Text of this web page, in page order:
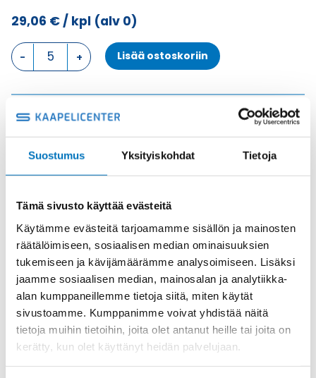
Suostumus Yksityiskohdat Tietoja
Tämä sivusto käyttää evästeitä
Käytämme evästeitä tarjoamamme sisällön ja mainosten
räätälöimiseen, sosiaalisen median ominaisuuksien
tukemiseen ja kävijämäärämme analysoimiseen. Lisäksi
jaamme sosiaalisen median, mainosalan ja analytiikka-
alan kumppaneillemme tietoja siitä, miten käytät
sivustoamme. Kumppanimme voivat yhdistää näitä
tietoja muihin tietoihin, joita olet antanut heille tai joita on
kerätty, kun olet käyttänyt heidän palvelujaan.
29,06 €/ kpl (alv 0)
CSH
UROS
Lisää ostoskoriin
Yli 35kg:n toimituskulut toteutuneiden kulujen mukaan.
Valmistaja
ILME S.p.A
Koko
size "104.62"
Käyttölämpötila
'-40 °C...+125 °C
IP-luokka
IP20 without enclosure,
IP65/IP66/IP68/IP69 with enclosure
Uros/Naaras